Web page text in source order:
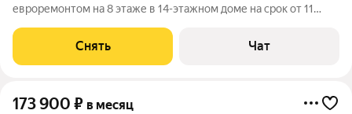
евроремонтом на 8 этаже в 14-этажном доме на срок от 11
Стиральная машина Холодильник Кондиционер Пылесос Дом -
монолитный, окна выходят во двор
Снять Чат
173 900 ₽ в месяц